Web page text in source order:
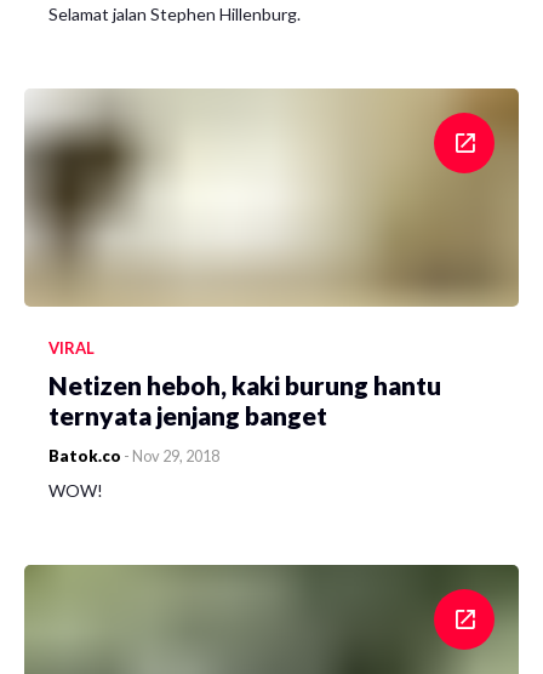
Selamat jalan Stephen Hillenburg.
VIRAL
Netizen heboh, kaki burung hantu
ternyata jenjang banget
Batok.co - Nov 29, 2018
WOW!